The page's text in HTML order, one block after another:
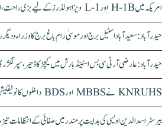
امریکہ میں H-1B اور L-1 ویزا ہولڈرز کے لیے بڑی راحت، اب ملک چھوڑے بغیر ویزا تجدید ممکن
حیدرآباد: سعیدآباد اسٹیل برج اور موسیٰ رام باغ برج کا وزراء و
حیدرآباد: عارضی آر ٹی سی بس اسٹینڈ بارش میں کیچڑ کا ڈھیر، سپر
KNRUHS نے MBBS اور BDS داخلوں کا نوٹیفکیشن جاری کر دیا
بیرسٹر اسدالدین اویسی کی ہدایت پر مندر میں صفائی کے انتظامات